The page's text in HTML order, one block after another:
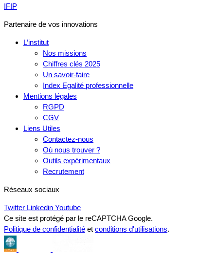
IFIP
Partenaire de vos innovations
L’institut
Nos missions
Chiffres clés 2025
Un savoir-faire
Index Egalité professionnelle
Mentions légales
RGPD
CGV
Liens Utiles
Contactez-nous
Où nous trouver ?
Outils expérimentaux
Recrutement
Réseaux sociaux
Twitter Linkedin Youtube
Ce site est protégé par le reCAPTCHA Google.
Politique de confidentialité et conditions d'utilisations.